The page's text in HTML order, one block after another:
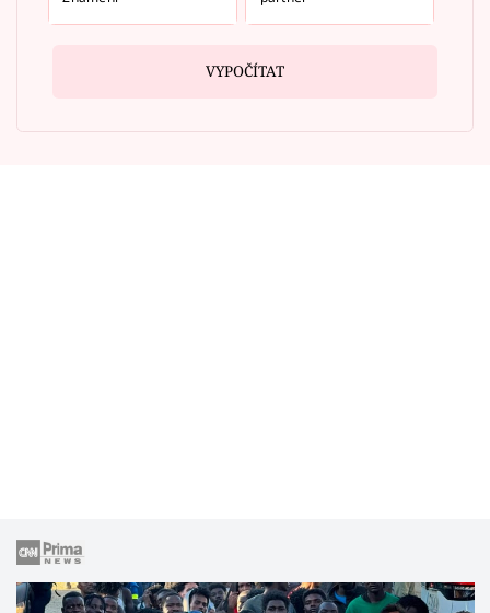
VYPOČÍTAT